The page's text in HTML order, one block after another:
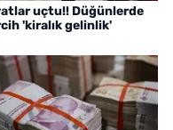
uçtu!! Düğünlerde
'kiralık gelinlik'